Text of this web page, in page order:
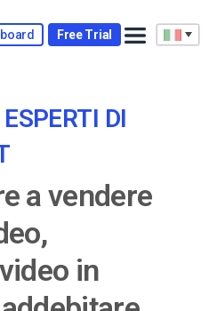
Free Trial
DI
a vendere
in